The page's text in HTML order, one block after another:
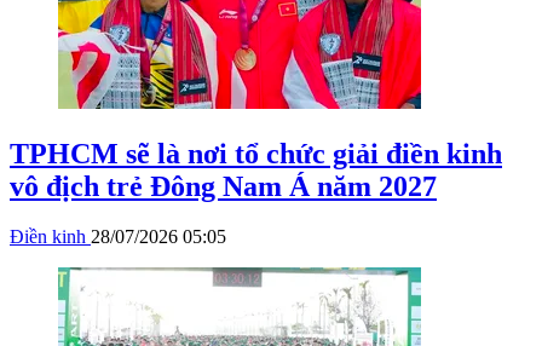
TPHCM sẽ là nơi tổ chức giải điền kinh
vô địch trẻ Đông Nam Á năm 2027
Điền kinh 28/07/2026 05:05